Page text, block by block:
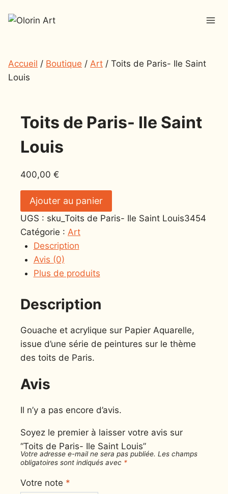
Accueil / Boutique / Art / Toits de Paris- Ile Saint
Louis
Toits de Paris- Ile Saint
Louis
400,00 €
Ajouter au panier
UGS : sku_Toits de Paris- Ile Saint Louis3454
Catégorie : Art
Description
Avis (0)
Plus de produits
Description
Gouache et acrylique sur Papier Aquarelle,
issue d’une série de peintures sur le thème
des toits de Paris.
Avis
Il n’y a pas encore d’avis.
Soyez le premier à laisser votre avis sur
“Toits de Paris- Ile Saint Louis”
Votre adresse e-mail ne sera pas publiée. Les champs
obligatoires sont indiqués avec *
Votre note *